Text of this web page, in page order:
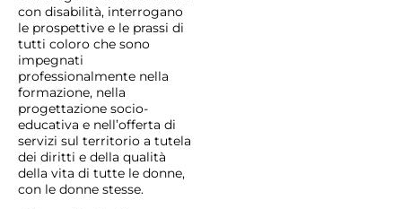
con disabilità, interrogano
le prospettive e le prassi di
tutti coloro che sono
impegnati
professionalmente nella
formazione, nella
progettazione socio-
educativa e nell’offerta di
servizi sul territorio a tutela
dei diritti e della qualità
della vita di tutte le donne,
con le donne stesse.